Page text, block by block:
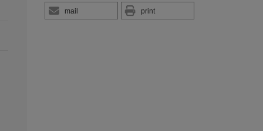
mail print